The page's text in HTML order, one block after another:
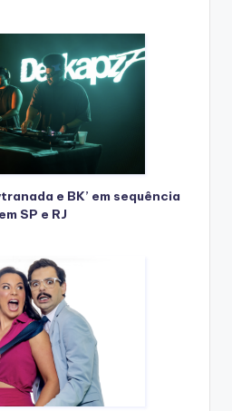
e BK’ em sequência
SP e RJ